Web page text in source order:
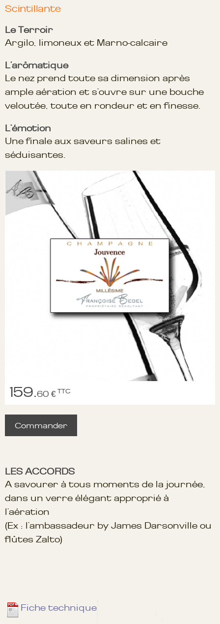
Scintillante
Le Terroir
Argilo, limoneux et Marno-calcaire
L’arômatique
Le nez prend toute sa dimension après
ample aération et s’ouvre sur une bouche
veloutée, toute en rondeur et en finesse.
L’émotion
Une finale aux saveurs salines et
séduisantes.
159.60 € TTC
Commander
LES ACCORDS
A savourer à tous moments de la journée,
dans un verre élégant approprié à
l’aération
(Ex : l’ambassadeur by James Darsonville ou
flûtes Zalto)
Fiche technique